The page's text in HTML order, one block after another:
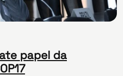
papel da